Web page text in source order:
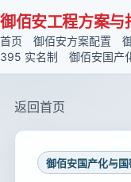
御佰安工程方案与
首页 御佰安方案配置
395 实名制
御佰安国产
返回首页
御佰安国产化与